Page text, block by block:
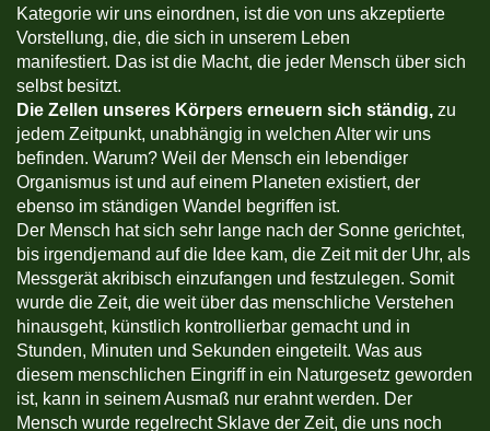
Kategorie wir uns einordnen, ist die von uns akzeptierte
Vorstellung, die, die sich in unserem Leben
manifestiert. Das ist die Macht, die jeder Mensch über sich
selbst besitzt.
Die Zellen unseres Körpers erneuern sich ständig, zu
jedem Zeitpunkt, unabhängig in welchen Alter wir uns
befinden. Warum? Weil der Mensch ein lebendiger
Organismus ist und auf einem Planeten existiert, der
ebenso im ständigen Wandel begriffen ist.
Der Mensch hat sich sehr lange nach der Sonne gerichtet,
bis irgendjemand auf die Idee kam, die Zeit mit der Uhr, als
Messgerät akribisch einzufangen und festzulegen. Somit
wurde die Zeit, die weit über das menschliche Verstehen
hinausgeht, künstlich kontrollierbar gemacht und in
Stunden, Minuten und Sekunden eingeteilt. Was aus
diesem menschlichen Eingriff in ein Naturgesetz geworden
ist, kann in seinem Ausmaß nur erahnt werden. Der
Mensch wurde regelrecht Sklave der Zeit, die uns noch